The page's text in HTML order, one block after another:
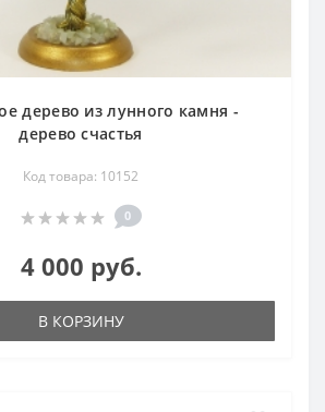
дерево из лунного камня -
дерево счастья
Код товара: 10152
0
4 000 руб.
В КОРЗИНУ